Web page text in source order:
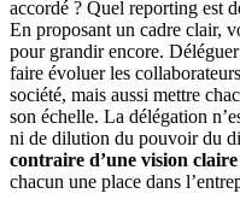
accordé ? Quel reporting est
En proposant un cadre clair,
pour grandir encore.
faire évoluer les
société, mais aussi mettre
son échelle. La délégation
ni de dilution du pouvoir du
contraire d’une vision claire
chacun une place dans